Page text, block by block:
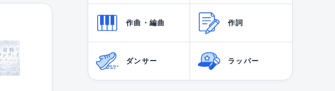
作曲・編曲 作詞
ダンサー ラッパー